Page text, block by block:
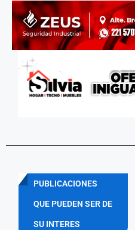
PUBLICACIONES
QUE PUEDEN SER DE
SU INTERES